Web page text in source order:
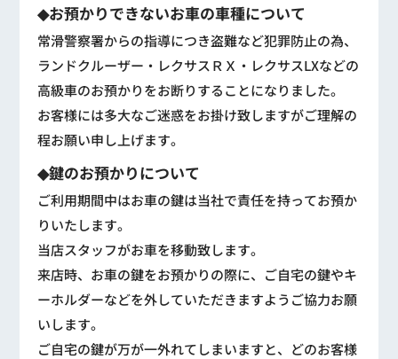
◆お預かりできないお車の車種について
常滑警察署からの指導につき盗難など犯罪防止の為、
ランドクルーザー・レクサスＲＸ・レクサスLXなどの
高級車のお預かりをお断りすることになりました。
お客様には多大なご迷惑をお掛け致しますがご理解の
程お願い申し上げます。
◆鍵のお預かりについて
ご利用期間中はお車の鍵は当社で責任を持ってお預か
りいたします。
当店スタッフがお車を移動致します。
来店時、お車の鍵をお預かりの際に、ご自宅の鍵やキ
ーホルダーなどを外していただきますようご協力お願
いします。
ご自宅の鍵が万が一外れてしまいますと、どのお客様